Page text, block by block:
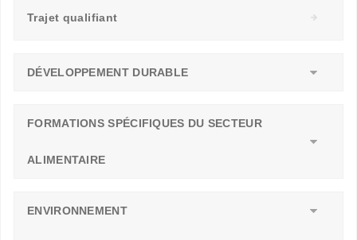
Trajet qualifiant
DÉVELOPPEMENT DURABLE
FORMATIONS SPÉCIFIQUES DU SECTEUR
ALIMENTAIRE
ENVIRONNEMENT